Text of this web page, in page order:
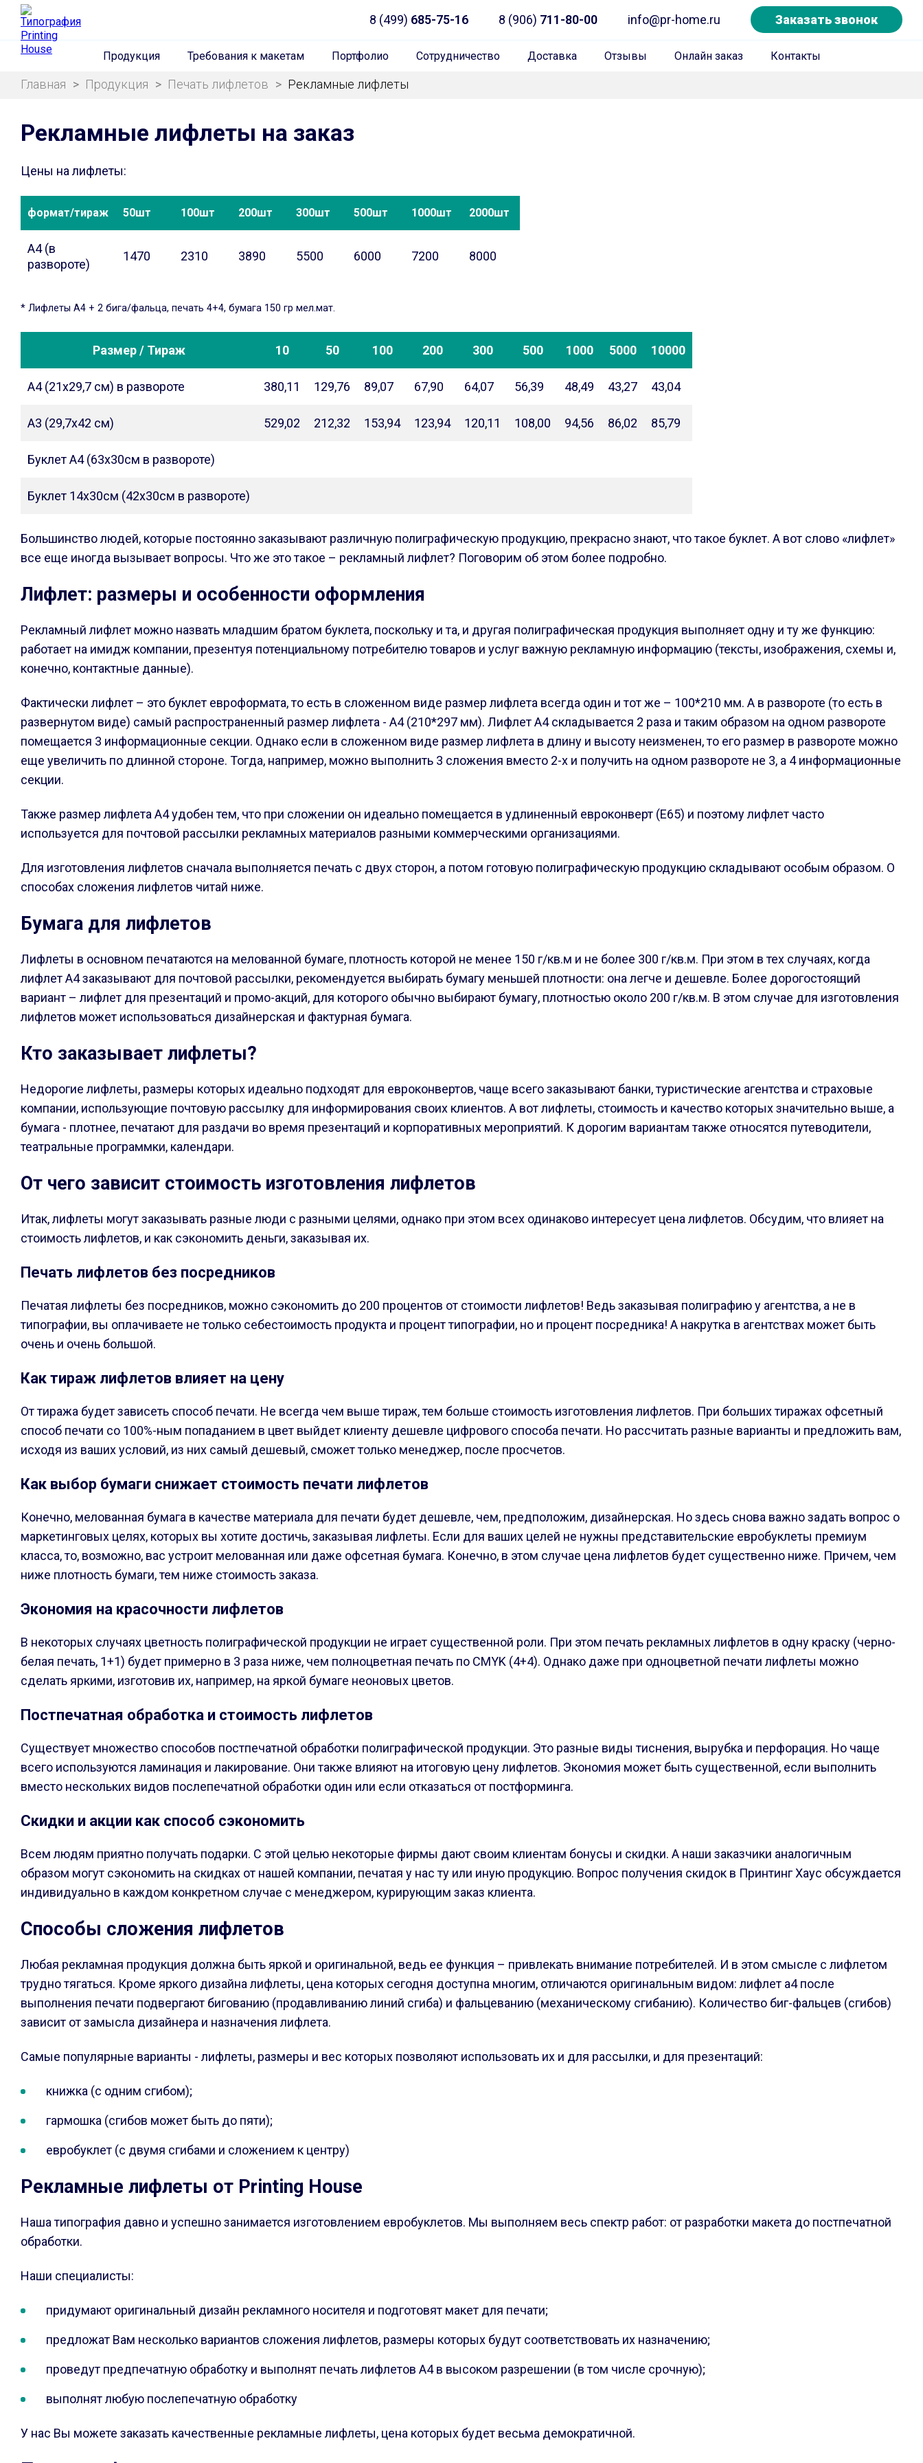
8 (499) 685-75-16 8 (906) 711-80-00 info@pr-home.ru Заказать звонок
Продукция Требования к макетам Портфолио Сотрудничество Доставка Отзывы Онлайн заказ Контакты
Главная > Продукция > Печать лифлетов > Рекламные лифлеты
Рекламные лифлеты на заказ
Цены на лифлеты:
формат/тираж 50шт 100шт 200шт 300шт 500шт 1000шт 2000шт
А4 (в
развороте)
1470 2310 3890 5500 6000 7200 8000
* Лифлеты А4 + 2 бига/фальца, печать 4+4, бумага 150 гр мел.мат.
Размер / Тираж 10 50 100 200 300 500 1000 5000 10000
А4 (21х29,7 см) в развороте 380,11 129,76 89,07 67,90 64,07 56,39 48,49 43,27 43,04
А3 (29,7х42 см) 529,02 212,32 153,94 123,94 120,11 108,00 94,56 86,02 85,79
Буклет А4 (63х30см в развороте)
Буклет 14х30см (42х30см в развороте)
Большинство людей, которые постоянно заказывают различную полиграфическую продукцию, прекрасно знают, что такое буклет. А вот слово «лифлет»
все еще иногда вызывает вопросы. Что же это такое – рекламный лифлет? Поговорим об этом более подробно.
Лифлет: размеры и особенности оформления
Рекламный лифлет можно назвать младшим братом буклета, поскольку и та, и другая полиграфическая продукция выполняет одну и ту же функцию:
работает на имидж компании, презентуя потенциальному потребителю товаров и услуг важную рекламную информацию (тексты, изображения, схемы и,
конечно, контактные данные).
Фактически лифлет – это буклет евроформата, то есть в сложенном виде размер лифлета всегда один и тот же – 100*210 мм. А в развороте (то есть в
развернутом виде) самый распространенный размер лифлета - А4 (210*297 мм). Лифлет А4 складывается 2 раза и таким образом на одном развороте
помещается 3 информационные секции. Однако если в сложенном виде размер лифлета в длину и высоту неизменен, то его размер в развороте можно
еще увеличить по длинной стороне. Тогда, например, можно выполнить 3 сложения вместо 2-х и получить на одном развороте не 3, а 4 информационные
секции.
Также размер лифлета А4 удобен тем, что при сложении он идеально помещается в удлиненный евроконверт (Е65) и поэтому лифлет часто
используется для почтовой рассылки рекламных материалов разными коммерческими организациями.
Для изготовления лифлетов сначала выполняется печать с двух сторон, а потом готовую полиграфическую продукцию складывают особым образом. О
способах сложения лифлетов читай ниже.
Бумага для лифлетов
Лифлеты в основном печатаются на мелованной бумаге, плотность которой не менее 150 г/кв.м и не более 300 г/кв.м. При этом в тех случаях, когда
лифлет А4 заказывают для почтовой рассылки, рекомендуется выбирать бумагу меньшей плотности: она легче и дешевле. Более дорогостоящий
вариант – лифлет для презентаций и промо-акций, для которого обычно выбирают бумагу, плотностью около 200 г/кв.м. В этом случае для изготовления
лифлетов может использоваться дизайнерская и фактурная бумага.
Кто заказывает лифлеты?
Недорогие лифлеты, размеры которых идеально подходят для евроконвертов, чаще всего заказывают банки, туристические агентства и страховые
компании, использующие почтовую рассылку для информирования своих клиентов. А вот лифлеты, стоимость и качество которых значительно выше, а
бумага - плотнее, печатают для раздачи во время презентаций и корпоративных мероприятий. К дорогим вариантам также относятся путеводители,
театральные программки, календари.
От чего зависит стоимость изготовления лифлетов
Итак, лифлеты могут заказывать разные люди с разными целями, однако при этом всех одинаково интересует цена лифлетов. Обсудим, что влияет на
стоимость лифлетов, и как сэкономить деньги, заказывая их.
Печать лифлетов без посредников
Печатая лифлеты без посредников, можно сэкономить до 200 процентов от стоимости лифлетов! Ведь заказывая полиграфию у агентства, а не в
типографии, вы оплачиваете не только себестоимость продукта и процент типографии, но и процент посредника! А накрутка в агентствах может быть
очень и очень большой.
Как тираж лифлетов влияет на цену
От тиража будет зависеть способ печати. Не всегда чем выше тираж, тем больше стоимость изготовления лифлетов. При больших тиражах офсетный
способ печати со 100%-ным попаданием в цвет выйдет клиенту дешевле цифрового способа печати. Но рассчитать разные варианты и предложить вам,
исходя из ваших условий, из них самый дешевый, сможет только менеджер, после просчетов.
Как выбор бумаги снижает стоимость печати лифлетов
Конечно, мелованная бумага в качестве материала для печати будет дешевле, чем, предположим, дизайнерская. Но здесь снова важно задать вопрос о
маркетинговых целях, которых вы хотите достичь, заказывая лифлеты. Если для ваших целей не нужны представительские евробуклеты премиум
класса, то, возможно, вас устроит мелованная или даже офсетная бумага. Конечно, в этом случае цена лифлетов будет существенно ниже. Причем, чем
ниже плотность бумаги, тем ниже стоимость заказа.
Экономия на красочности лифлетов
В некоторых случаях цветность полиграфической продукции не играет существенной роли. При этом печать рекламных лифлетов в одну краску (черно-
белая печать, 1+1) будет примерно в 3 раза ниже, чем полноцветная печать по CMYK (4+4). Однако даже при одноцветной печати лифлеты можно
сделать яркими, изготовив их, например, на яркой бумаге неоновых цветов.
Постпечатная обработка и стоимость лифлетов
Существует множество способов постпечатной обработки полиграфической продукции. Это разные виды тиснения, вырубка и перфорация. Но чаще
всего используются ламинация и лакирование. Они также влияют на итоговую цену лифлетов. Экономия может быть существенной, если выполнить
вместо нескольких видов послепечатной обработки один или если отказаться от постформинга.
Скидки и акции как способ сэкономить
Всем людям приятно получать подарки. С этой целью некоторые фирмы дают своим клиентам бонусы и скидки. А наши заказчики аналогичным
образом могут сэкономить на скидках от нашей компании, печатая у нас ту или иную продукцию. Вопрос получения скидок в Принтинг Хаус обсуждается
индивидуально в каждом конкретном случае с менеджером, курирующим заказ клиента.
Способы сложения лифлетов
Любая рекламная продукция должна быть яркой и оригинальной, ведь ее функция – привлекать внимание потребителей. И в этом смысле с лифлетом
трудно тягаться. Кроме яркого дизайна лифлеты, цена которых сегодня доступна многим, отличаются оригинальным видом: лифлет a4 после
выполнения печати подвергают бигованию (продавливанию линий сгиба) и фальцеванию (механическому сгибанию). Количество биг-фальцев (сгибов)
зависит от замысла дизайнера и назначения лифлета.
Самые популярные варианты - лифлеты, размеры и вес которых позволяют использовать их и для рассылки, и для презентаций:
книжка (с одним сгибом);
гармошка (сгибов может быть до пяти);
евробуклет (с двумя сгибами и сложением к центру)
Рекламные лифлеты от Printing House
Наша типография давно и успешно занимается изготовлением евробуклетов. Мы выполняем весь спектр работ: от разработки макета до постпечатной
обработки.
Наши специалисты:
придумают оригинальный дизайн рекламного носителя и подготовят макет для печати;
предложат Вам несколько вариантов сложения лифлетов, размеры которых будут соответствовать их назначению;
проведут предпечатную обработку и выполнят печать лифлетов А4 в высоком разрешении (в том числе срочную);
выполнят любую послепечатную обработку
У нас Вы можете заказать качественные рекламные лифлеты, цена которых будет весьма демократичной.